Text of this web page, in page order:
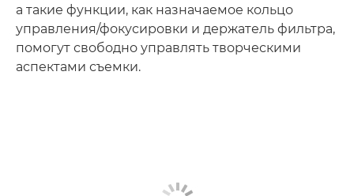
а такие функции, как назначаемое кольцо
управления/фокусировки и держатель фильтра,
помогут свободно управлять творческими
аспектами съемки.